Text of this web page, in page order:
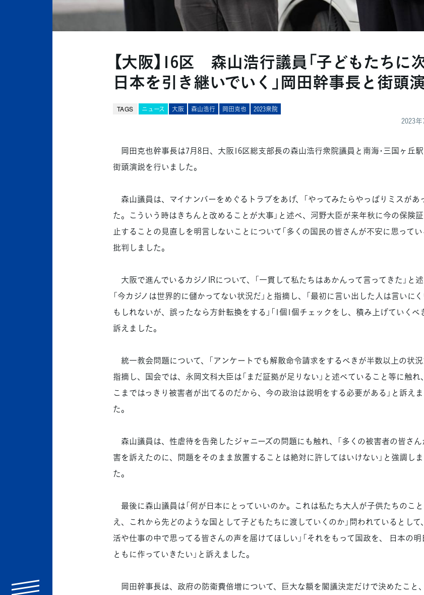
【大阪】16区 森山浩行議員「子どもたちに
日本を引き継いでいく」岡田幹事長と街頭
TAGS ニュース 大阪 森山浩行 岡田克也 2023衆院
2023
岡田克也幹事長は7月8日、大阪16区総支部長の森山浩行衆院議員と南海･三国ヶ丘
街頭演説を行いました。
森山議員は、マイナンバーをめぐるトラブをあげ、「やってみたらやっぱりミスがあ
た。こういう時はきちんと改めることが大事」と述べ、河野大臣が来年秋に今の保険
止することの見直しを明言しないことについて「多くの国民の皆さんが不安に思ってい
批判しました。
大阪で進んでいるカジノIRについて、「一貫して私たちはあかんって言ってきた」と述
「今カジノは世界的に儲かってない状況だ」と指摘し、「最初に言い出した人は言いに
もしれないが、誤ったなら方針転換をする」「1個1個チェックをし、積み上げていくべ
訴えました。
統一教会問題について、「アンケートでも解散命令請求をするべきが半数以上の状況
指摘し、国会では、永岡文科大臣は「まだ証拠が足りない」と述べていること等に触れ
こまではっきり被害者が出てるのだから、今の政治は説明をする必要がある」と訴え
た。
森山議員は、性虐待を告発したジャニーズの問題にも触れ、「多くの被害者の皆さん
害を訴えたのに、問題をそのまま放置することは絶対に許してはいけない」と強調し
た。
最後に森山議員は「何が日本にとっていいのか。これは私たち大人が子供たちのこ
え、これから先どのような国として子どもたちに渡していくのか」問われているとして
活や仕事の中で思ってる皆さんの声を届けてほしい」「それをもって国政を、 日本の明
ともに作っていきたい」と訴えました。
岡田幹事長は、政府の防衛費倍増について、巨大な額を閣議決定だけで決めたこと